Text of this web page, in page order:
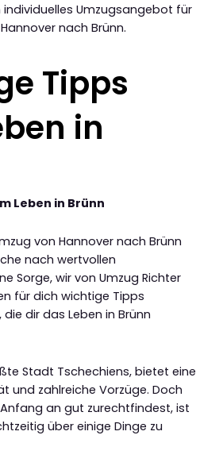
Umzugsangebot für
nach Brünn.
Tipps
in
Leben in Brünn
von Hannover nach Brünn
nach wertvollen
Sorge, wir von Umzug Richter
für dich wichtige Tipps
dir das Leben in Brünn
Stadt Tschechiens, bietet eine
und zahlreiche Vorzüge. Doch
an gut zurechtfindest, ist
über einige Dinge zu